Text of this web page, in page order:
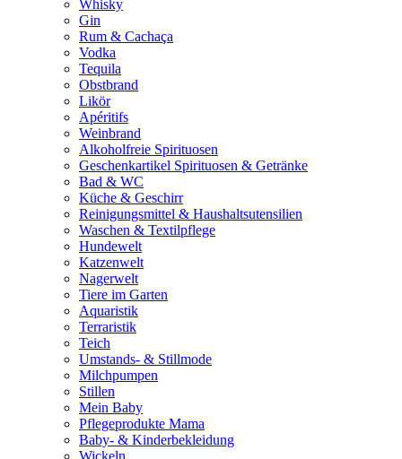
Whisky
Gin
Rum & Cachaça
Vodka
Tequila
Obstbrand
Likör
Apéritifs
Weinbrand
Alkoholfreie Spirituosen
Geschenkartikel Spirituosen & Getränke
Bad & WC
Küche & Geschirr
Reinigungsmittel & Haushaltsutensilien
Waschen & Textilpflege
Hundewelt
Katzenwelt
Nagerwelt
Tiere im Garten
Aquaristik
Terraristik
Teich
Umstands- & Stillmode
Milchpumpen
Stillen
Mein Baby
Pflegeprodukte Mama
Baby- & Kinderbekleidung
Wickeln